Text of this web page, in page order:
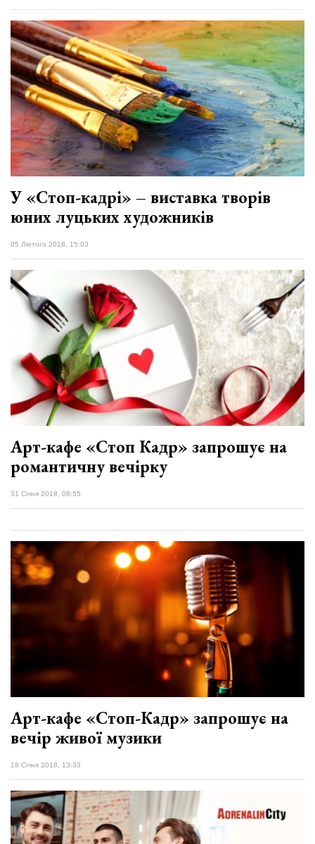
У «Стоп-кадрі» – виставка творів
юних луцьких художників
05 Лютого 2018, 15:03
Арт-кафе «Стоп Кадр» запрошує на
романтичну вечірку
31 Січня 2018, 08:55
Арт-кафе «Стоп-Кадр» запрошує на
вечір живої музики
18 Січня 2018, 13:33